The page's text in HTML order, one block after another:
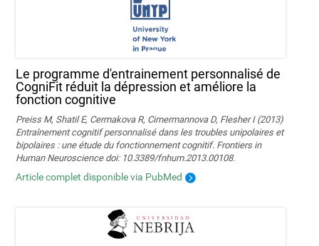
Le programme d'entrainement personnalisé de
CogniFit réduit la dépression et améliore la
fonction cognitive
Preiss M, Shatil E, Cermakova R, Cimermannova D, Flesher I (2013)
Entraînement cognitif personnalisé dans les troubles unipolaires et
bipolaires : une étude du fonctionnement cognitif. Frontiers in
Human Neuroscience doi: 10.3389/fnhum.2013.00108.
Article complet disponible via PubMed